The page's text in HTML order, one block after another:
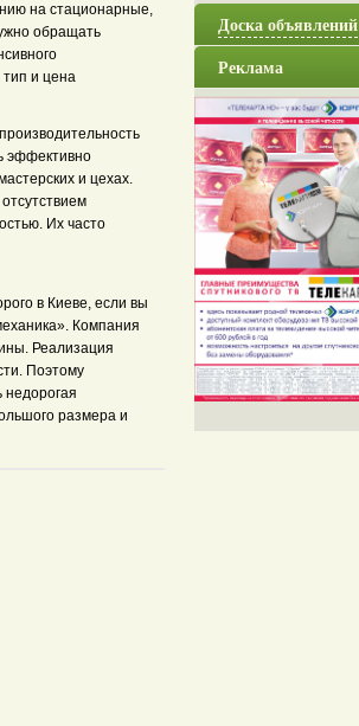
на стационарные,
обращать
тип и цена
эффективно
и цехах.
Их часто
в Киеве, если вы
Компания
Реализация
Поэтому
размера и
Доска объявлений
Реклама